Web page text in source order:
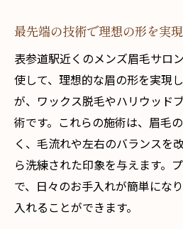
表情を華やかにする眉
プロのカウンセリング
眉毛スタイルのバリエ
意外と知らない！眉の
あなたの魅力を最大
イン
駅近で通いやすい！メン
手に入れる方法
通いやすさが魅力の駅
最先端の技術で理想の形を実現
表参道駅近くのメンズ眉毛サロ
使して、理想的な眉の形を実現
が、ワックス脱毛やハリウッド
術です。これらの施術は、眉毛
く、毛流れや左右のバランスを
ら洗練された印象を与えます。
で、日々のお手入れが簡単にな
入れることができます。